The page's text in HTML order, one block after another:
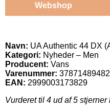
Webshop
Navn: UA Authentic 44 DX
Kategori: Nyheder – Men
Producent: Vans
Varenummer:
EAN: 2999003173829
Vurderet til 4 ud af 5 stjerner